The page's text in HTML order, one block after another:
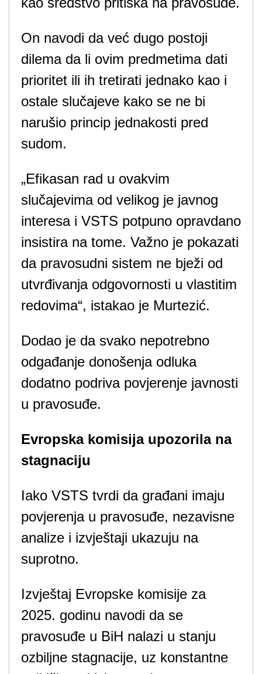
On navodi da već dugo postoji
dilema da li ovim predmetima dati
prioritet ili ih tretirati jednako kao i
ostale slučajeve kako se ne bi
narušio princip jednakosti pred
sudom.
„Efikasan rad u ovakvim
slučajevima od velikog je javnog
interesa i VSTS potpuno opravdano
insistira na tome. Važno je pokazati
da pravosudni sistem ne bježi od
utvrđivanja odgovornosti u vlastitim
redovima“, istakao je Murtezić.
Dodao je da svako nepotrebno
odgađanje donošenja odluka
dodatno podriva povjerenje javnosti
u pravosuđe.
Evropska komisija upozorila na
stagnaciju
Iako VSTS tvrdi da građani imaju
povjerenja u pravosuđe, nezavisne
analize i izvještaji ukazuju na
suprotno.
Izvještaj Evropske komisije za
2025. godinu navodi da se
pravosuđe u BiH nalazi u stanju
ozbiljne stagnacije, uz konstantne